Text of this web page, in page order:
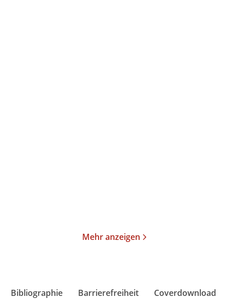
Mehr anzeigen
Bibliographie Barrierefreiheit Coverdownload